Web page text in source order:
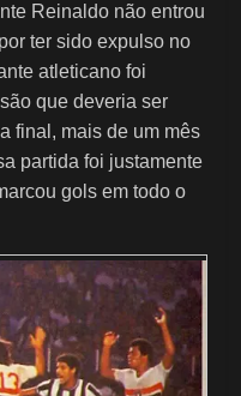
Reinaldo não entrou
ter sido expulso no
atleticano foi
que deveria ser
final, mais de um mês
partida foi justamente
gols em todo o